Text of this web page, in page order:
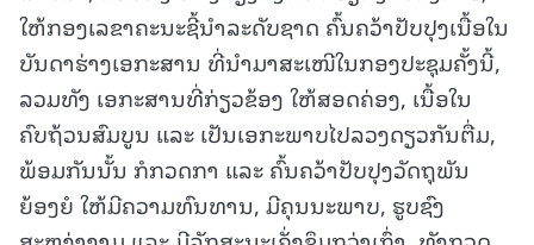
ໃຫ້ກອງເລຂາຄະນະຊີ້ນຳລະດັບຊາດ ຄົ້ນຄວ້າປັບປຸງເນື້ອໃນ
ບັນດາຮ່າງເອກະສານ ທີ່ນຳມາສະເໜີໃນກອງປະຊຸມຄັ້ງນີ້,
ລວມທັງ ເອກະສານທີ່ກ່ຽວຂ້ອງ ໃຫ້ສອດຄ່ອງ, ເນື້ອໃນ
ຄົບຖ້ວນສົມບູນ ແລະ ເປັນເອກະພາບໄປລວງດຽວກັນຕື່ມ,
ພ້ອມກັນນັ້ນ ກໍກວດກາ ແລະ ຄົ້ນຄວ້າປັບປຸງວັດຖຸພັນ
ຍ້ອງຍໍ ໃຫ້ມີຄວາມທົນທານ, ມີຄຸນນະພາບ, ຮູບຊົງ